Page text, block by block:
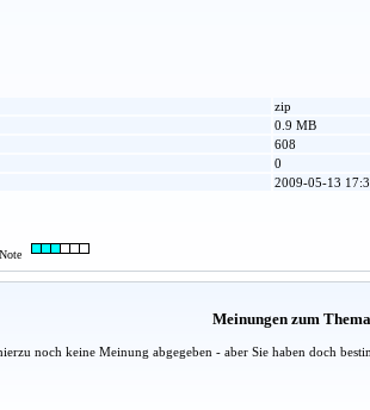
zip
0.9 MB
608
0
2009-05-13
Meinungen zum Thema
noch keine Meinung abgegeben - aber Sie haben doch